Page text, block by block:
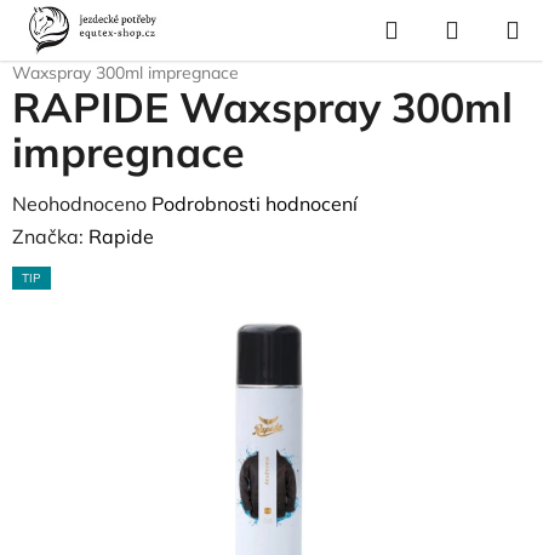
Přejít
obsah
Hledat
KOŠÍK
Domů
Pro koně
Waxspray 300ml impregnace
RAPIDE Waxspray 300ml
impregnace
Průměrné
hodnocení
produktu
Neohodnoceno Podrobnosti hodnocení
Značka: Rapide
TIP